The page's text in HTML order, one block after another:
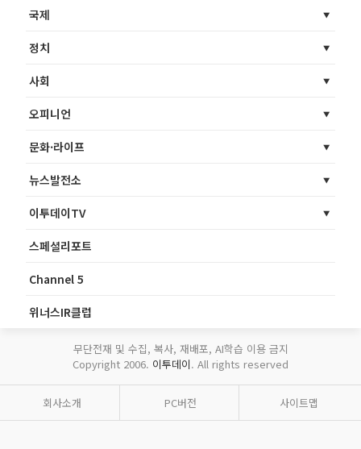
국제
정치
사회
오피니언
문화·라이프
뉴스발전소
이투데이TV
스페셜리포트
Channel 5
위너스IR클럽
무단전재 및 수집, 복사, 재배포, AI학습 이용 금지
Copyright 2006. 이투데이. All rights reserved
회사소개 PC버전 사이트맵